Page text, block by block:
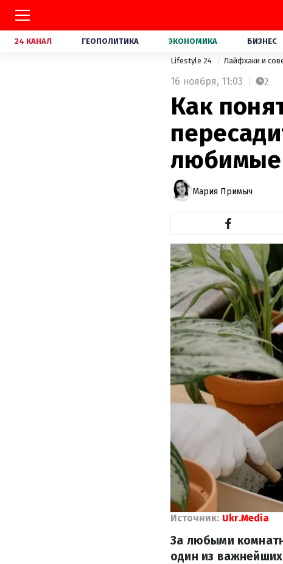
24 КАНАЛ ГЕОПОЛИТИКА ЭКОНОМИКА БИЗНЕС
Lifestyle 24 Лайфхаки и
16 ноября, 11:03 2
Как
любимые
Мария Примыч
Источник: Ukr.Media
За любыми
один из